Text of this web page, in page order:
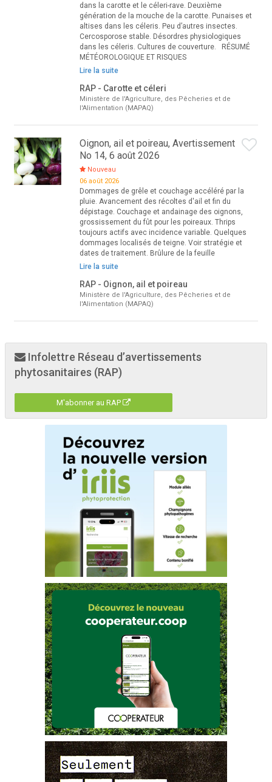
dans la carotte et le céleri-rave. Deuxième
génération de la mouche de la carotte. Punaises et
altises dans les céleris. Peu d’autres insectes.
Cercosporose stable. Désordres physiologiques
dans les céleris. Cultures de couverture. RÉSUMÉ
MÉTÉOROLOGIQUE ET RISQUES
Lire la suite
RAP - Carotte et céleri
Ministère de l'Agriculture, des Pêcheries et de
l'Alimentation (MAPAQ)
Oignon, ail et poireau, Avertissement
No 14, 6 août 2026
Nouveau
06 août 2026
Dommages de grêle et couchage accéléré par la
pluie. Avancement des récoltes d'ail et fin du
dépistage. Couchage et andainage des oignons,
grossissement du fût pour les poireaux. Thrips
toujours actifs avec incidence variable. Quelques
dommages localisés de teigne. Voir stratégie et
dates de traitement. Brûlure de la feuille
Lire la suite
RAP - Oignon, ail et poireau
Ministère de l'Agriculture, des Pêcheries et de
l'Alimentation (MAPAQ)
Infolettre Réseau d’avertissements
phytosanitaires (RAP)
M'abonner au RAP